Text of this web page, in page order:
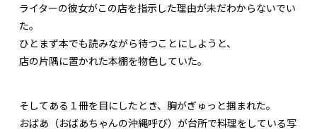
ライターの彼女がこの店を指示した理由が未だわからないでい
た。
ひとまず本でも読みながら待つことにしようと、
店の片隅に置かれた本棚を物色していた。
そしてある１冊を目にしたとき、胸がぎゅっと掴まれた。
おばあ（おばあちゃんの沖縄呼び）が台所で料理をしている写